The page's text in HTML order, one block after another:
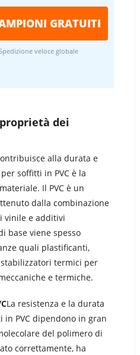
GRATUITI
veloce globale
dei
alla durata e
soffitti in PVC è la
Il PVC è un
dalla combinazione
vinile e additivi
base viene spesso
quali plastificanti,
termici per
e termiche.
La resistenza e la durata
PVC dipendono in gran
del polimero di
correttamente, ha